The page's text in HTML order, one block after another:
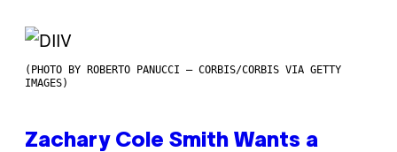
(PHOTO BY ROBERTO PANUCCI – CORBIS/CORBIS VIA GETTY
IMAGES)
Zachary Cole Smith Wants a